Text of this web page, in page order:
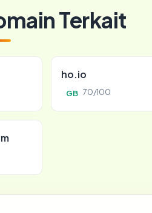
Terkait
ho.io
GB 70/100